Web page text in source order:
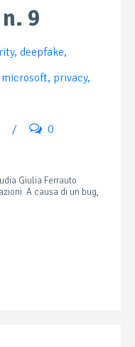
9
, deepfake,
microsoft, privacy,
/ 0
Giulia Ferrauto
A causa di un bug,